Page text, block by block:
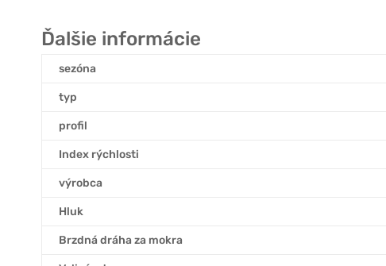
Ďalšie informácie
sezóna
typ
profil
Index rýchlosti
výrobca
Hluk
Brzdná dráha za mokra